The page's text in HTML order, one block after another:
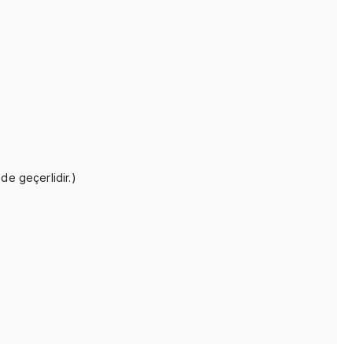
de geçerlidir.)